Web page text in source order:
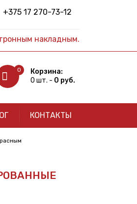
+375 17 270-73-12
накладным.
0
Корзина:
0 шт. - 0 руб.
КОНТАКТЫ